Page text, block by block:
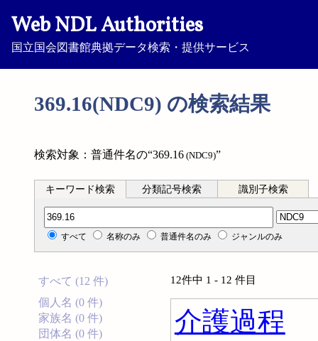
Web NDL Authorities
国立国会図書館典拠データ検索・提供サービス
369.16(NDC9) の検索結果
検索対象：普通件名の“369.16 (NDC9)”
キーワード検索 分類記号検索 識別子検索
分類記号検索
すべて 名称のみ 普通件名のみ ジャンルのみ
すべて (12 件)
個人名 (0 件)
家族名 (0 件)
団体名 (0 件)
12件中 1 - 12 件目
介護過程